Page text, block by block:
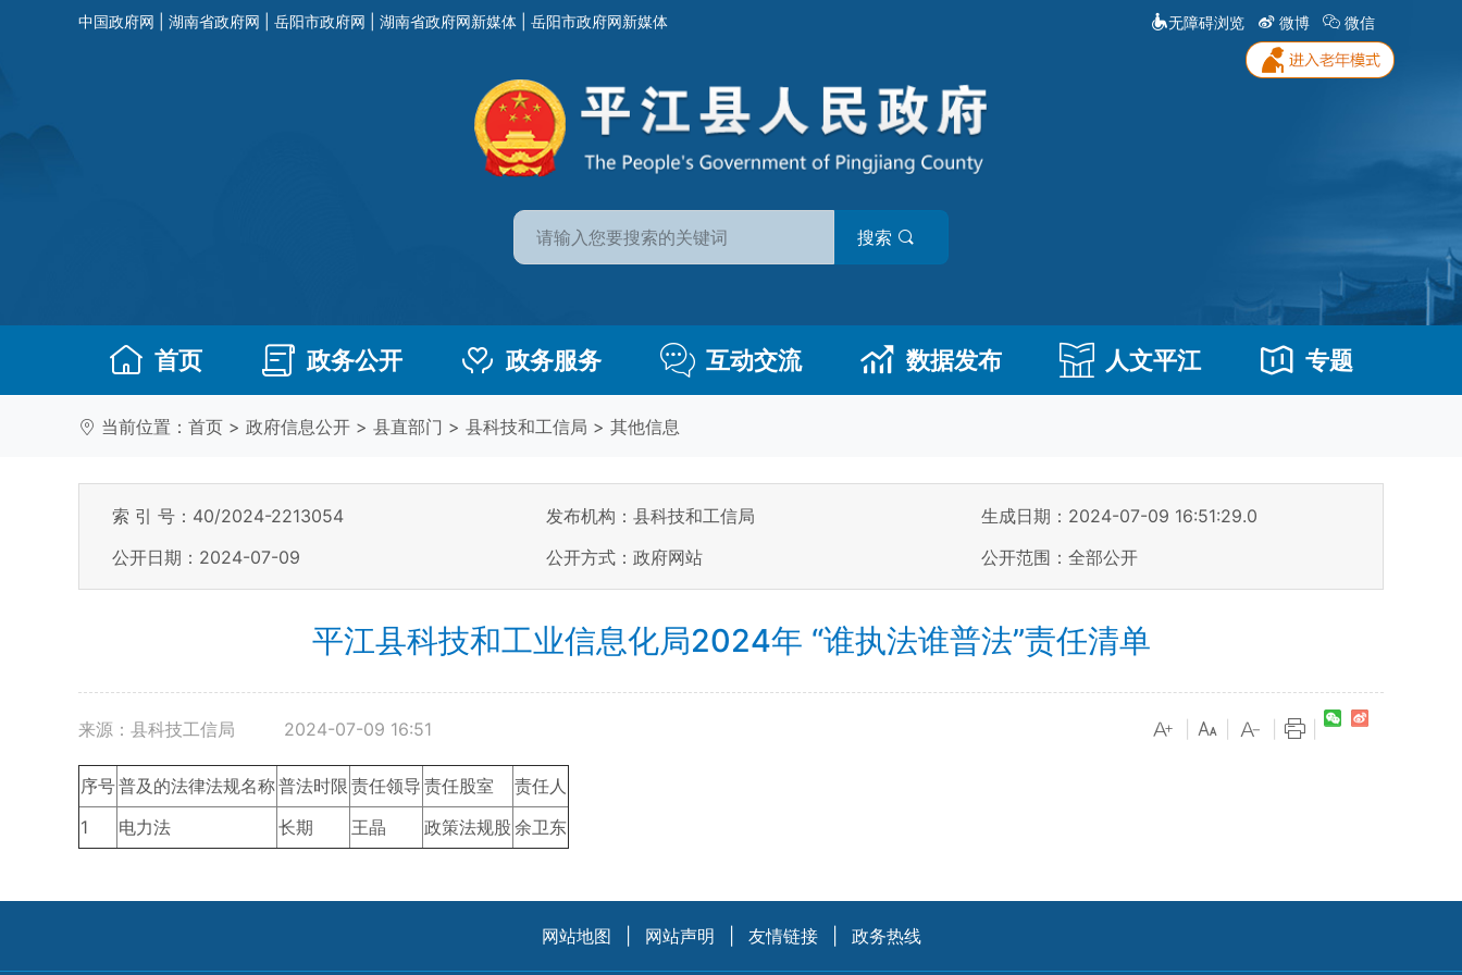
中国政府网 湖南省政府网 岳阳市政府网 湖南省政府网新媒体 岳阳市政府网新媒体 无障碍浏览 微博 微信
搜索
首页 政务公开 政务服务 互动交流 数据发布 人文平江 专题
当前位置： 首页 > 政府信息公开 > 县直部门 > 县科技和工信局 > 其他信息
索 引 号：40/2024-2213054 发布机构：县科技和工信局
生成日期：2024-07-09 16:51:29.0
公开日期：2024-07-09
公开方式：政府网站 公开范围：全部公开
平江县科技和工业信息化局2024年 “谁执法谁普法”责任清单
来源：县科技工信局 2024-07-09 16:51
序号普及的法律法规名称普法时限 责任领导 责任股室
责任人
1
电力法 长期 王晶 政策法规股 余卫东
网站地图 网站声明 友情链接 政务热线